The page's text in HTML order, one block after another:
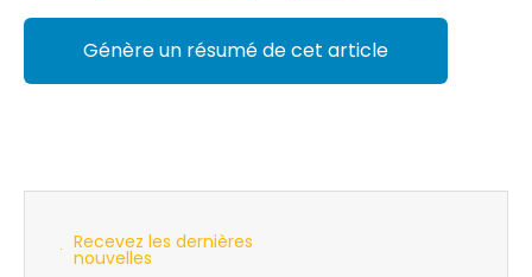
Génère un résumé de cet article
Recevez les dernières
nouvelles